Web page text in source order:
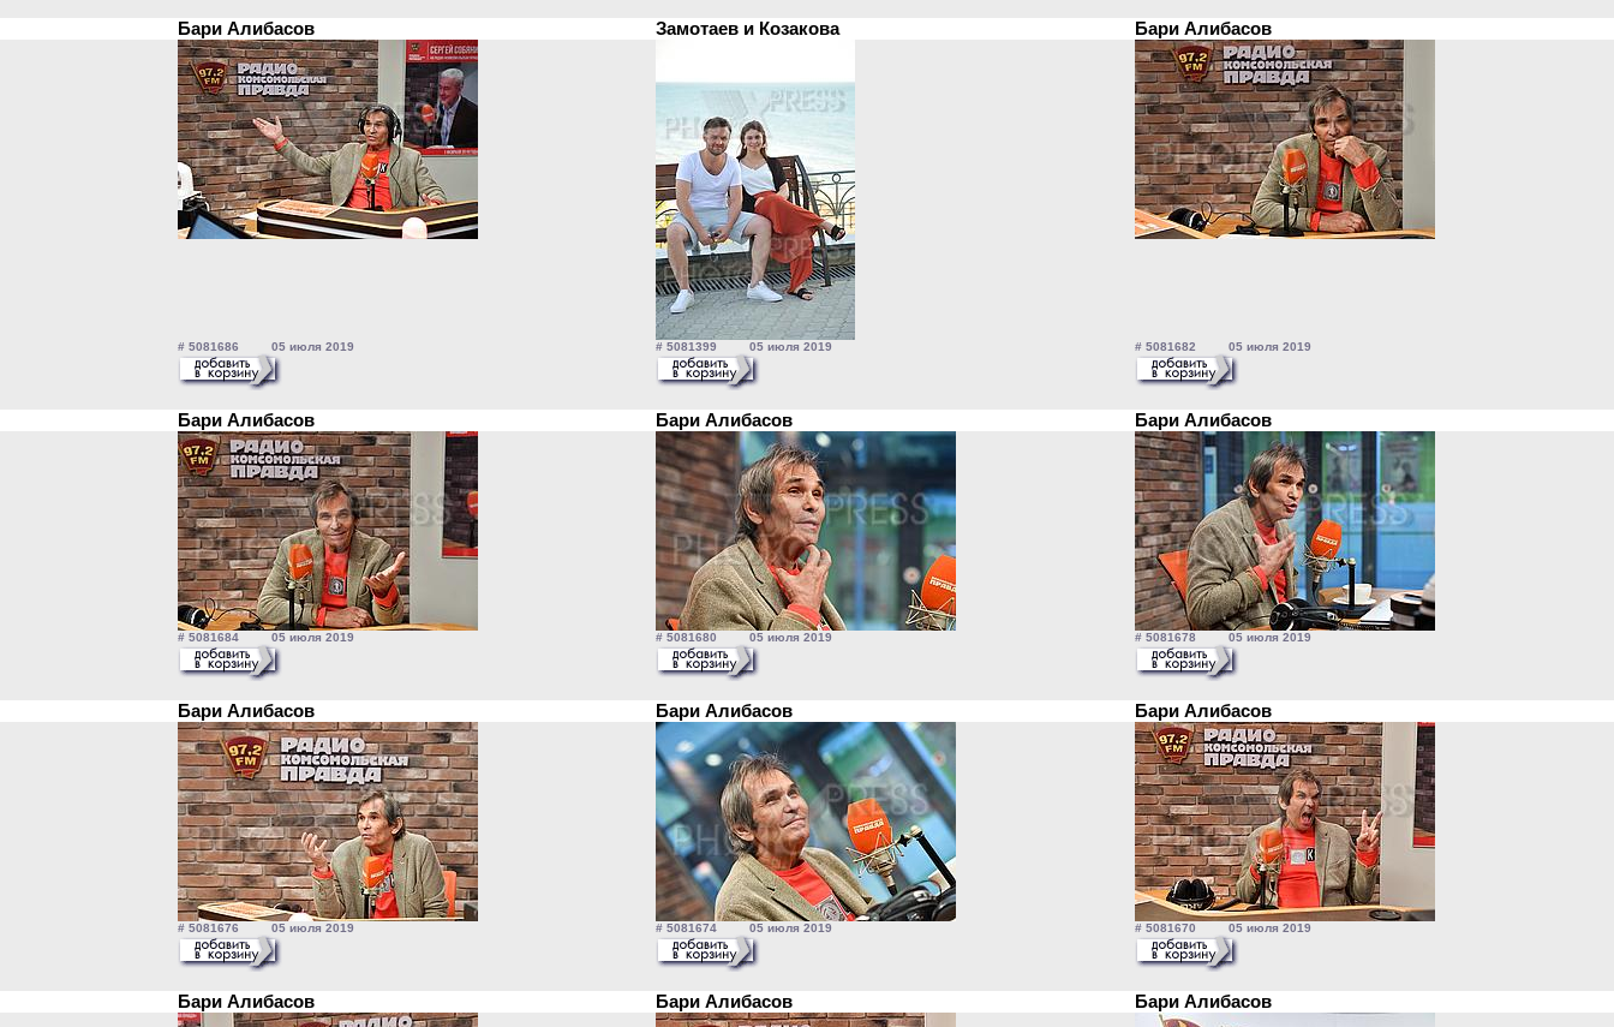
Бари Алибасов Замотаев и Козакова Бари Алибасов
# 5081686 05 июля 2019 # 5081399 05 июля 2019 # 5081682 05 июля 2019
Бари Алибасов Бари Алибасов Бари Алибасов
# 5081684 05 июля 2019 # 5081680 05 июля 2019 # 5081678 05 июля 2019
Бари Алибасов Бари Алибасов Бари Алибасов
# 5081676 05 июля 2019 # 5081674 05 июля 2019 # 5081670 05 июля 2019
Бари Алибасов Бари Алибасов Бари Алибасов